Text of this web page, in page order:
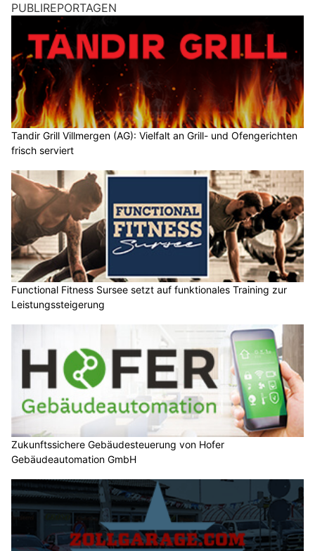
PUBLIREPORTAGEN
Tandir Grill Villmergen (AG): Vielfalt an Grill- und Ofengerichten
frisch serviert
Functional Fitness Sursee setzt auf funktionales Training zur
Leistungssteigerung
Zukunftssichere Gebäudesteuerung von Hofer
Gebäudeautomation GmbH